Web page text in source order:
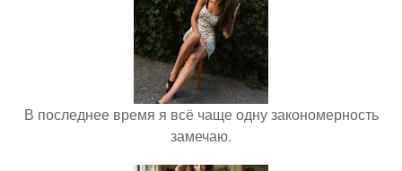
В последнее время я всё чаще одну закономерность
замечаю.